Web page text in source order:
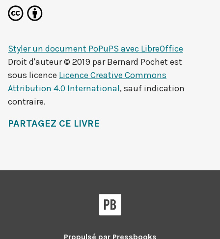
Styler un document PoPuPS avec LibreOffice
Droit d'auteur © 2019 parBernard Pochet est
sous licence Licence Creative Commons
Attribution 4.0 International, sauf indication
contraire.
PARTAGEZ CE LIVRE
Propulsé par Pressbooks